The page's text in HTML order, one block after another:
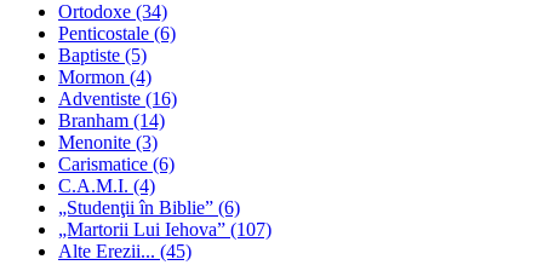
Ortodoxe (34)
Penticostale (6)
Baptiste (5)
Mormon (4)
Adventiste (16)
Branham (14)
Menonite (3)
Carismatice (6)
C.A.M.I. (4)
„Studenţii în Biblie” (6)
„Martorii Lui Iehova” (107)
Alte Erezii... (45)